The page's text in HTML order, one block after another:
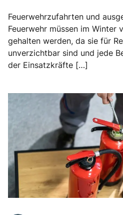
Feuerwehrzufahrten und
Feuerwehr müssen im Winter
gehalten werden, da sie für
unverzichtbar sind und jede
der Einsatzkräfte […]